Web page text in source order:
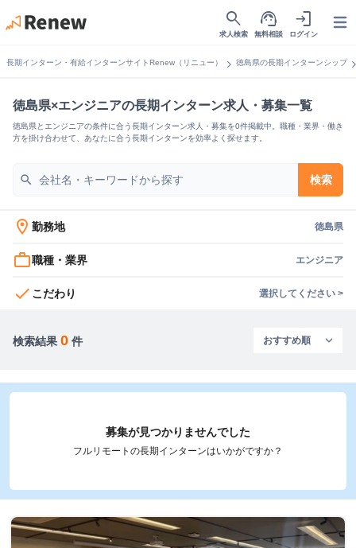
search
求人検索
support_agent
無料相談
login
ログイン
長期インターン・有給インターンサイトRenew（リニュー） chevron_right 徳島県の長期インターンシップ
徳島県×エンジニアの長期インターン求人・募集一覧
徳島県とエンジニアの条件に合う長期インターン求人・募集を0件掲載中。職種・業界・働き
方を掛け合わせて、あなたに合う長期インターンを効率よく探せます。
search 検索
location_on 勤務地 徳島県
work_outline職種・業界 エンジニア
check こだわり 選択してください >
検索結果 0 件
募集が見つかりませんでした
フルリモートの長期インターンはいかがですか？